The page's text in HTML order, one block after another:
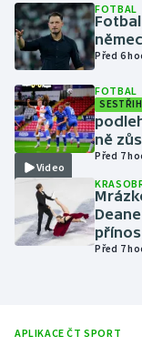
Lyže a snowboard
Moderní pětiboj
Motorsport
Olympijské hry
Parasport
Plavání
Ragby
FOTBAL
Před 6
Video
FOTBAL
SESTŘIH
ně
Před 7
Před 7
APLIKACE ČT SPORT